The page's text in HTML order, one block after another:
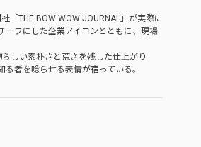
「THE BOW WOW JOURNAL」が実際に
ーフにした企業アイコンとともに、現場
しい素朴さと荒さを残した仕上がり
者を唸らせる表情が宿っている。